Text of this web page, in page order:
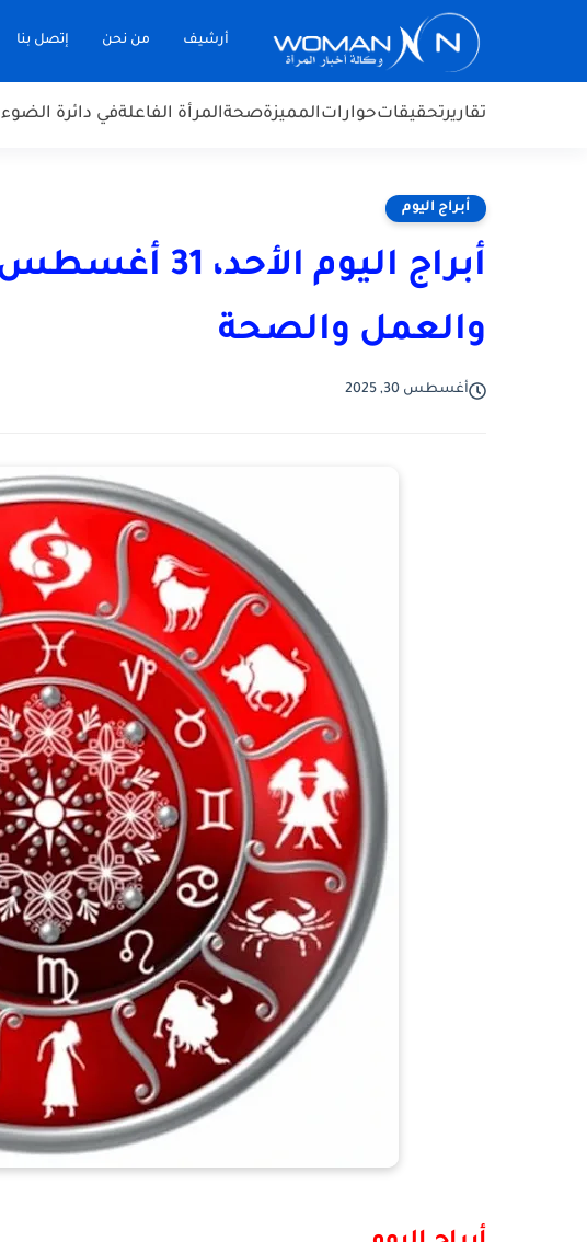
أرشيف من نحن إتصل بنا
تقاريرتحقيقاتحواراتالمميزةصحةالمرأة الفاعلةفي دائرة الضوء
أبراج اليوم
والعمل والصحة
أغسطس 30, 2025